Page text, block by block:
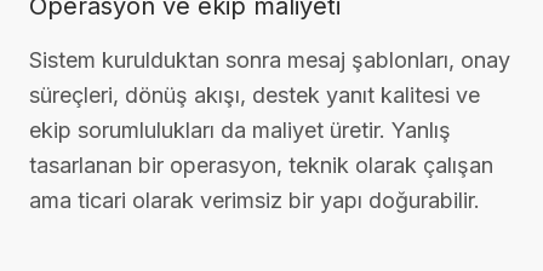
Operasyon ve ekip maliyeti
Sistem kurulduktan sonra mesaj şablonları, onay
süreçleri, dönüş akışı, destek yanıt kalitesi ve
ekip sorumlulukları da maliyet üretir. Yanlış
tasarlanan bir operasyon, teknik olarak çalışan
ama ticari olarak verimsiz bir yapı doğurabilir.